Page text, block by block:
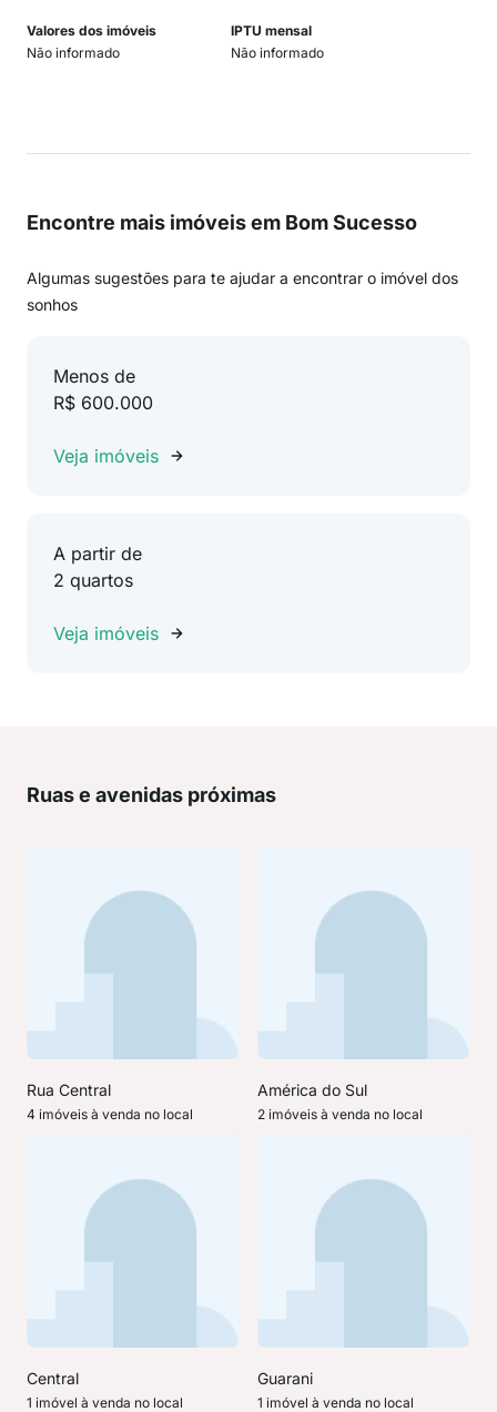
Valores dos imóveis
Não informado
IPTU mensal
Não informado
Encontre mais imóveis em Bom Sucesso
Algumas sugestões para te ajudar a encontrar o imóvel dos
sonhos
Menos de
R$ 600.000
Veja imóveis
A partir de
2 quartos
Veja imóveis
Ruas e avenidas próximas
Rua Central
4 imóveis à venda no local
América do Sul
2 imóveis à venda no local
Central
1 imóvel à venda no local
Guarani
1 imóvel à venda no local